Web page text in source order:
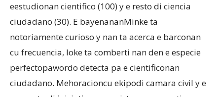
eestudionan cientifico (100) y e resto di ciencia
ciudadano (30). E bayenananMinke ta
notoriamente curioso y nan ta acerca e barconan
cu frecuencia, loke ta comberti nan den e especie
perfectopawordo detecta pa e cientificonan
ciudadano. Mehoracioncu ekipodi camara civil y e